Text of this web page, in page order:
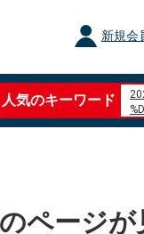
新規会
人気のキーワード
ページが